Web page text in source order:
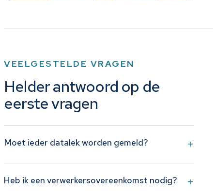
VEELGESTELDE VRAGEN
Helder antwoord op de
eerste vragen
Moet ieder datalek worden gemeld? +
Heb ik een verwerkersovereenkomst nodig? +